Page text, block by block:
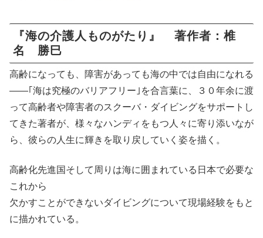
『海の介護人ものがたり』 著作者：椎
名 勝巳
高齢になっても、障害があっても海の中では自由になれる
――｢海は究極のバリアフリー｣を合言葉に、３０年余に渡
って高齢者や障害者のスクーバ・ダイビングをサポートし
てきた著者が、様々なハンディをもつ人々に寄り添いなが
ら、彼らの人生に輝きを取り戻していく姿を描く。
高齢化先進国そして周りは海に囲まれている日本で必要な
これから
欠かすことができないダイビングについて現場経験をもと
に描かれている。